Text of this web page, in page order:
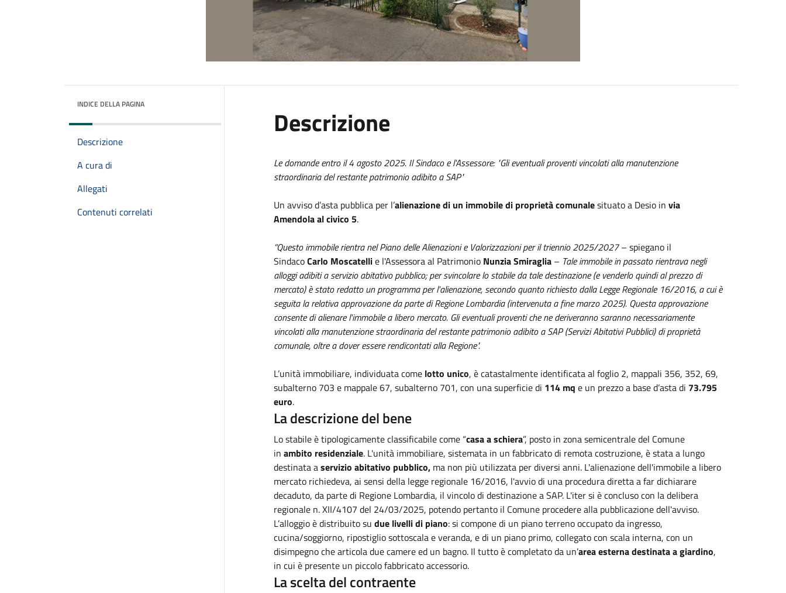
INDICE DELLA PAGINA
Descrizione
A cura di
Allegati
Contenuti correlati
Descrizione
Le domande entro il 4 agosto 2025. Il Sindaco e l'Assessore: "Gli eventuali proventivincolati alla manutenzione
straordinaria del restante patrimonio adibito a SAP"
Un avviso d’asta pubblica per l’alienazione di un immobile di proprietà comunalesituato a Desio in via
Amendola al civico 5.
“Questo immobile rientra nel Piano delle Alienazioni e Valorizzazioni per il triennio 2025/2027– spiegano il
SindacoCarlo Moscatellie l'Assessora al Patrimonio Nunzia Smiraglia– Tale immobile in passato rientrava negli
alloggi adibiti a servizio abitativo pubblico; per svincolare lo stabile da tale destinazione (e venderlo quindi al prezzo di
mercato) è stato redatto un programma per l'alienazione, secondo quanto richiesto dalla Legge Regionale 16/2016, a cui è
seguita la relativa approvazione da parte di Regione Lombardia (intervenuta a fine marzo 2025). Questa approvazione
consente di alienare l'immobile a libero mercato. Gli eventuali proventi che ne deriveranno saranno necessariamente
vincolati alla manutenzione straordinaria del restante patrimonio adibito a SAP (Servizi Abitativi Pubblici) di proprietà
comunale, oltre a dover essere rendicontati alla Regione".
L’unità immobiliare, individuata come lotto unico, è catastalmente identificata al foglio 2, mappali 356, 352, 69,
subalterno 703 e mappale 67, subalterno 701, con una superficie di 114 mq e un prezzo a base d’asta di 73.795
euro.
La descrizione del bene
Lo stabile è tipologicamente classificabile come “casa a schiera”, posto in zona semicentrale del Comune
in ambito residenziale. L'unità immobiliare, sistemata in un fabbricato di remota costruzione, è stata a lungo
destinata aservizio abitativo pubblico,ma non più utilizzata per diversi anni. L'alienazione dell'immobile a libero
mercato richiedeva, ai sensi della legge regionale 16/2016, l'avvio di una procedura diretta a far dichiarare
decaduto, da parte di Regione Lombardia, il vincolo di destinazione a SAP. L'iter si è concluso con la delibera
regionale n. XII/4107 del 24/03/2025, potendo pertanto il Comune procedere alla pubblicazione dell'avviso.
L’alloggio è distribuito su due livelli di piano: si compone di un piano terreno occupato da ingresso,
cucina/soggiorno, ripostiglio sottoscala e veranda, e di un piano primo, collegato con scala interna, con un
disimpegno che articola due camere ed un bagno. Il tutto è completato da un’area esterna destinata a giardino,
in cui è presente un piccolo fabbricato accessorio.
La scelta del contraente